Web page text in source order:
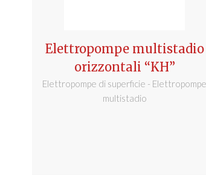
Elettropompe multistadio
orizzontali “KH”
Elettropompe di superficie - Elettropompe
multistadio